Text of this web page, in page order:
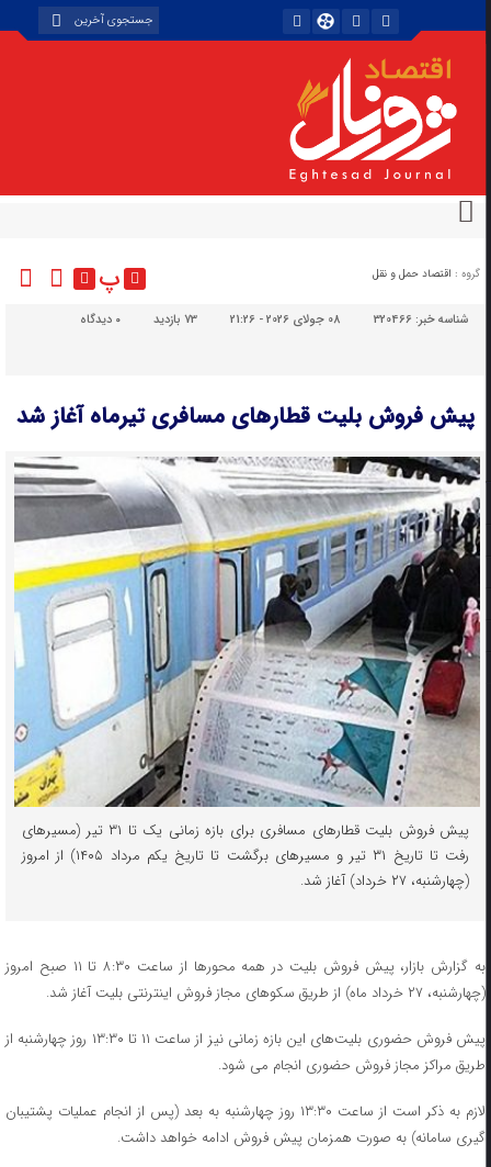
گروه : اقتصاد حمل و نقل پ
شناسه خبر:320466 08 جولای 2026 - 21:26 73 بازدید دیدگاه
پیش فروش بلیت‌ قطارهای مسافری تیرماه آغاز شد
پیش فروش بلیت‌ قطارهای مسافری برای بازه زمانی یک تا ۳۱ تیر (مسیرهای
رفت تا تاریخ ۳۱ تیر و مسیرهای برگشت تا تاریخ یکم مرداد ۱۴۰۵) از امروز
(چهارشنبه، ۲۷ خرداد) آغاز شد.
به گزارش بازار، پیش فروش بلیت در همه محورها از ساعت ۸:۳۰ تا ۱۱ صبح امروز
(چهارشنبه، ۲۷ خرداد ماه) از طریق سکوهای مجاز فروش اینترنتی بلیت آغاز شد.
پیش فروش حضوری بلیت‌های این بازه زمانی نیز از ساعت ۱۱ تا ۱۳:۳۰ روز چهارشنبه از
طریق مراکز مجاز فروش حضوری انجام می شود.
لازم به ذکر است از ساعت ۱۳:۳۰ روز چهارشنبه به بعد (پس از انجام عملیات پشتیبان
گیری سامانه) به صورت همزمان پیش فروش ادامه خواهد داشت.